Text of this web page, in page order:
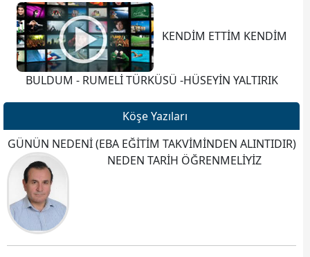
KENDİM ETTİM KENDİM
BULDUM - RUMELİ TÜRKÜSÜ -HÜSEYİN YALTIRIK
Köşe Yazıları
GÜNÜN NEDENİ (EBA EĞİTİM TAKVİMİNDEN ALINTIDIR)
NEDEN TARİH ÖĞRENMELİYİZ